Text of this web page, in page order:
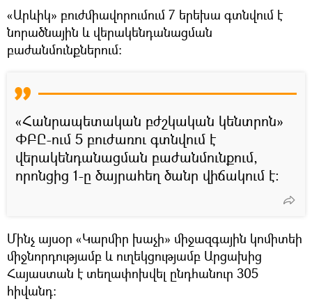
«Արևիկ» բուժմիավորումում 7 երեխա գտնվում է
նորածնային և վերակենդանացման
բաժանմունքներում:
«Հանրապետական բժշկական կենտրոն»
ՓԲԸ-ում 5 բուժառու գտնվում է
վերակենդանացման բաժանմունքում,
որոնցից 1-ը ծայրահեղ ծանր վիճակում է։
Մինչ այսօր «Կարմիր խաչի» միջազգային կոմիտեի
միջնորդությամբ և ուղեկցությամբ Արցախից
Հայաստան է տեղափոխվել ընդհանուր 305
հիվանդ։